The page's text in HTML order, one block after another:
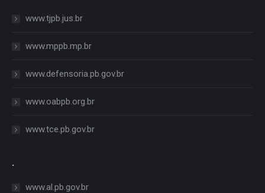
www.tjpb.jus.br
www.mppb.mp.br
www.defensoria.pb.gov.br
www.oabpb.org.br
www.tce.pb.gov.br
.
www.al.pb.gov.br